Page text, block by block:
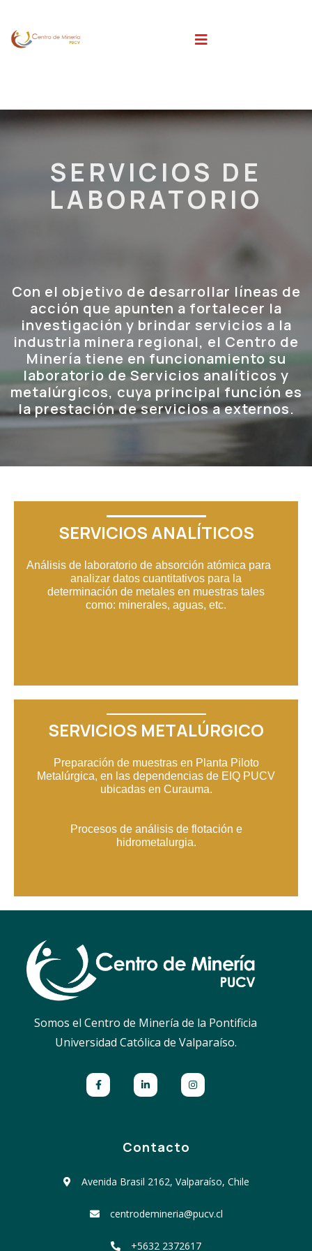
SERVICIOS DE
LABORATORIO
Con el objetivo de desarrollar líneas de
acción que apunten a fortalecer la
investigación y brindar servicios a la
industria minera regional, el Centro de
Minería tiene en funcionamiento su
laboratorio de Servicios analíticos y
metalúrgicos, cuya principal función es
la prestación de servicios a externos.
SERVICIOS ANALÍTICOS
Análisis de laboratorio de absorción atómica para
analizar datos cuantitativos para la
determinación de metales en muestras tales
como: minerales, aguas, etc.
SERVICIOS METALÚRGICO
Preparación de muestras en Planta Piloto
Metalúrgica, en las dependencias de EIQ PUCV
ubicadas en Curauma.
Procesos de análisis de flotación e
hidrometalurgia.
Somos el Centro de Minería de la Pontificia
Universidad Católica de Valparaíso.
Contacto
Avenida Brasil 2162, Valparaíso, Chile
centrodemineria@pucv.cl
+5632 2372617